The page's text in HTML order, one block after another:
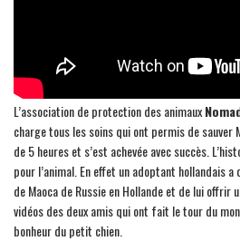
Maoca le chien sans museau et Joel
L’association de protection des animaux
charge tous les soins qui ont permis de sauver
de 5 heures et s’est achevée avec succès.
pour l’animal. En effet un adoptant hollandais
de Maoca de Russie en Hollande et de lui offrir
vidéos des deux amis qui ont fait le tour du
bonheur du petit chien.